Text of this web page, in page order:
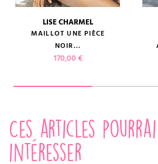
LISE CHARMEL
MAILLOT UNE PIÈCE
NOIR...
Prix
170,00 €
Ces articles
intéresser